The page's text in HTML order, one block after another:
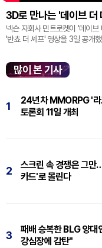
3D로 만나는 '데이브 더
넥슨 자회사 민트로켓이 '데이
'반쵸 더 셰프' 영상을 3일 공개
많이 본 기사
1
24년차 MMORPG '라
토론회 11일 개최
2
스크린 속 경쟁은 그만
카드'로 몰린다
3
패배 승복한 BLG 양
강심장에 감탄"